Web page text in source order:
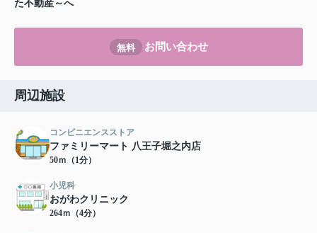
た不動産～へ
無料 お問い合わせ
周辺施設
コンビニエンスストア
ファミリーマート 八王子堀之内店
50ｍ（1分）
小児科
おがわクリニック
264ｍ（4分）